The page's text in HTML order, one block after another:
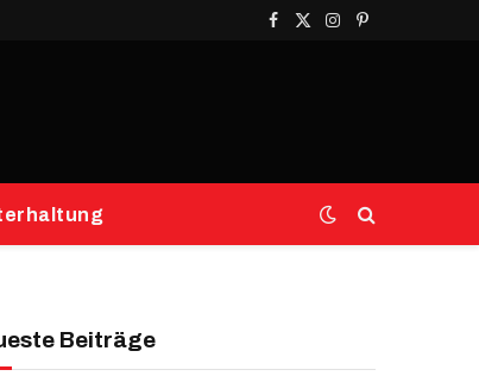
Facebook
X
Instagram
Pinterest
Beiträge